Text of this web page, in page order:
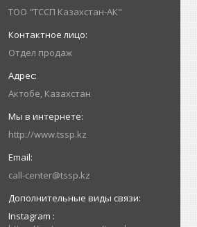
ТОО "ТССП Казахстан-АК"
Отдел продаж
Актобе, Казахстан
http://www.tssp.kz
call-center@tssp.kz
Instagram